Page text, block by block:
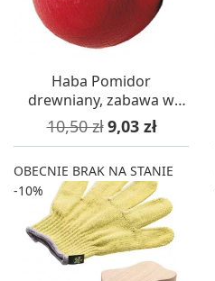
Haba Pomidor
drewniany, zabawa w
sklep i gotowanie
Cena podstawowa
10,50 zł Cena
9,03 zł
OBECNIE BRAK NA STANIE
-10%